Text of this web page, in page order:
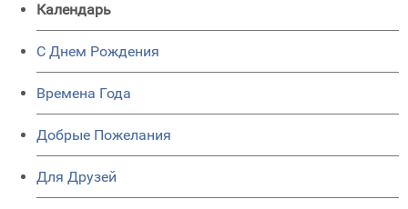
Календарь
C Днем Рождения
Времена Года
Добрые Пожелания
Для Друзей